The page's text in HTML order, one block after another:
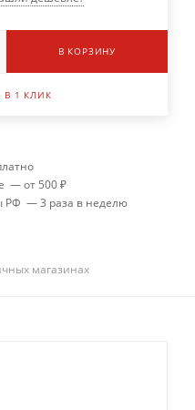
В КОРЗИНУ
В 1 КЛИК
— от 500 ₽
РФ — 3 раза в неделю
магазинах